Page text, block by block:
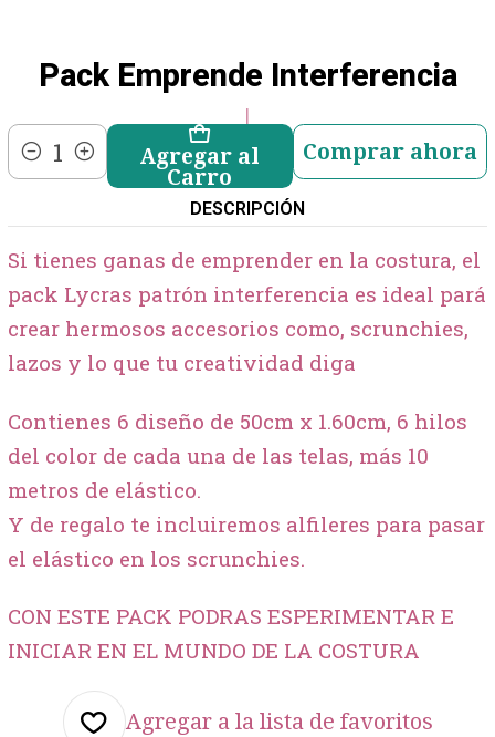
Pack Emprende Interferencia
|
Cantidad
Agregar al
Carro
Comprar ahora
DESCRIPCIÓN
Si tienes ganas de emprender en la costura, el
pack Lycras patrón interferencia es ideal pará
crear hermosos accesorios como, scrunchies,
lazos y lo que tu creatividad diga
Contienes 6 diseño de 50cm x 1.60cm, 6 hilos
del color de cada una de las telas, más 10
metros de elástico.
Y de regalo te incluiremos alfileres para pasar
el elástico en los scrunchies.
CON ESTE PACK PODRAS ESPERIMENTAR E
INICIAR EN EL MUNDO DE LA COSTURA
Agregar a la lista de favoritos